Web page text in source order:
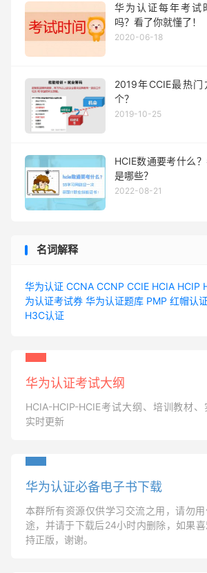
华为认证每年考试
吗？看了你就懂了！
2020-06-18
2019年CCIE最热门
个？
2019-10-25
HCIE数通要考什么
是哪些？
2022-08-21
名词解释
华为认证 CCNA CCNP CCIE HCIA HCIP
为认证考试券 华为认证题库 PMP 红帽认
H3C认证
华为认证考试大纲
HCIA-HCIP-HCIE考试大纲、培训教材
实时更新
华为认证必备电子书下载
本群所有资源仅供学习交流之用，请勿
途，并请于下载后24小时内删除，如果
持正版，谢谢。